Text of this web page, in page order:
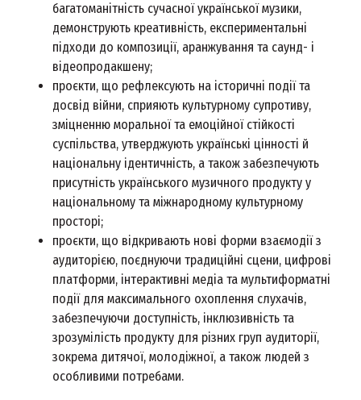
багатоманітність сучасної української музики,
демонструють креативність, експериментальні
підходи до композиції, аранжування та саунд- і
відеопродакшену;
проєкти, що рефлексують на історичні події та
досвід війни, сприяють культурному супротиву,
зміцненню моральної та емоційної стійкості
суспільства, утверджують українські цінності й
національну ідентичність, а також забезпечують
присутність українського музичного продукту у
національному та міжнародному культурному
просторі;
проєкти, що відкривають нові форми взаємодії з
аудиторією, поєднуючи традиційні сцени, цифрові
платформи, інтерактивні медіа та мультиформатні
події для максимального охоплення слухачів,
забезпечуючи доступність, інклюзивність та
зрозумілість продукту для різних груп аудиторії,
зокрема дитячої, молодіжної, а також людей з
особливими потребами.